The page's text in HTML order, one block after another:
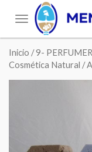
Toggle
navigation
Inicio /9-
Cosmética Natural /